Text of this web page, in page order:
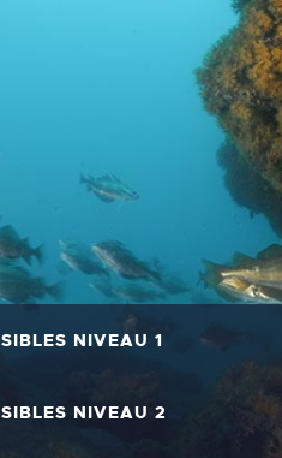
NIVEAU 1
NIVEAU 2